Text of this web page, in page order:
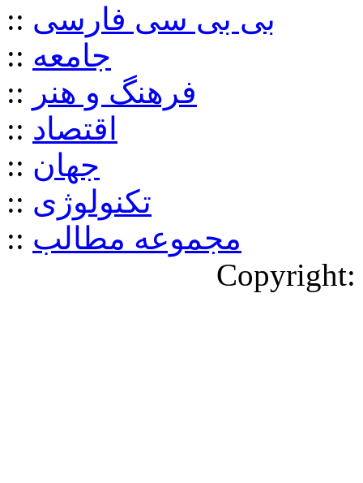
:: بی بی سی فارسی
:: جامعه
:: فرهنگ و هنر
:: اقتصاد
:: جهان
:: تکنولوژی
:: مجموعه مطالب
Copyright: